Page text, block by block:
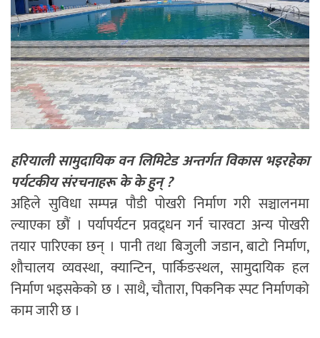
हरियाली सामुदायिक वन लिमिटेड अन्तर्गत विकास भइरहेका
पर्यटकीय संरचनाहरू के के हुन् ?
अहिले सुविधा सम्पन्न पौडी पोखरी निर्माण गरी सञ्चालनमा
ल्याएका छौं । पर्यापर्यटन प्रवद्र्धन गर्न चारवटा अन्य पोखरी
तयार पारिएका छन् । पानी तथा बिजुली जडान, बाटो निर्माण,
शौचालय व्यवस्था, क्यान्टिन, पार्किङस्थल, सामुदायिक हल
निर्माण भइसकेको छ । साथै, चौतारा, पिकनिक स्पट निर्माणको
काम जारी छ ।